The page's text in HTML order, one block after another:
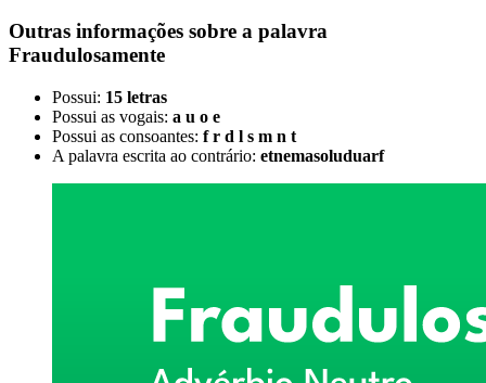
Outras informações sobre a palavra
Fraudulosamente
Possui: 15 letras
Possui as vogais: a u o e
Possui as consoantes: f r d l s m n t
A palavra escrita ao contrário: etnemasoluduarf